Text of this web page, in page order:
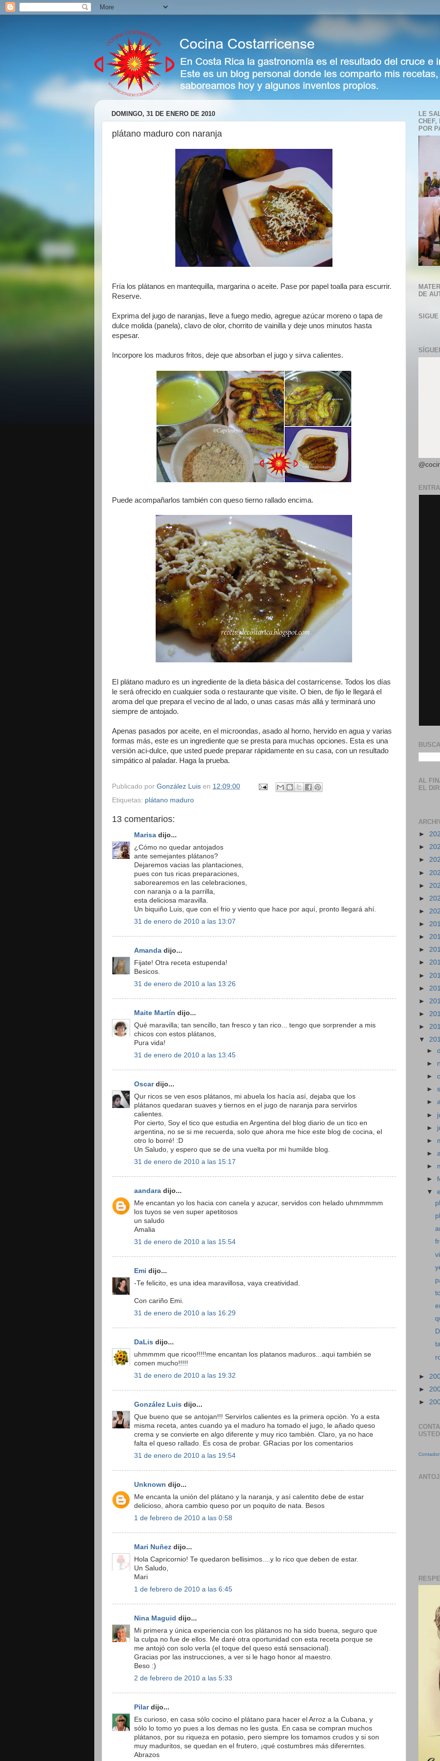
DOMINGO, 31 DE ENERO DE 2010
plátano maduro con naranja
Fría los plátanos en mantequilla, margarina o aceite. Pase por papel toalla para escurrir.
Reserve.
Exprima del jugo de naranjas, lleve a fuego medio, agregue azúcar moreno o tapa de
dulce molida (panela), clavo de olor, chorrito de vainilla y deje unos minutos hasta
espesar.
Incorpore los maduros fritos, deje que absorban el jugo y sirva calientes.
Puede acompañarlos también con queso tierno rallado encima.
El plátano maduro es un ingrediente de la dieta básica del costarricense. Todos los días
le será ofrecido en cualquier soda o restaurante que visite. O bien, de fijo le llegará el
aroma del que prepara el vecino de al lado, o unas casas más allá y terminará uno
siempre de antojado.
Apenas pasados por aceite, en el microondas, asado al horno, hervido en agua y varias
formas más, este es un ingrediente que se presta para muchas opciones. Esta es una
versión aci-dulce, que usted puede preparar rápidamente en su casa, con un resultado
simpático al paladar. Haga la prueba.
Publicado por González Luis en 12:09:00
Etiquetas: plátano maduro
13 comentarios:
Marisa dijo...
¿Cómo no quedar antojados
ante semejantes plátanos?
Dejaremos vacias las plantaciones,
pues con tus ricas preparaciones,
saborearemos en las celebraciones,
con naranja o a la parrilla,
esta deliciosa maravilla.
Un biquiño Luis, que con el frio y viento que hace por aquí, pronto llegará ahí.
31 de enero de 2010 a las 13:07
Amanda dijo...
Fijate! Otra receta estupenda!
Besicos.
31 de enero de 2010 a las 13:26
Maite Martín dijo...
Qué maravilla; tan sencillo, tan fresco y tan rico... tengo que sorprender a mis
chicos con estos plátanos,
Pura vida!
31 de enero de 2010 a las 13:45
Oscardijo...
Qur ricos se ven esos plátanos, mi abuela los hacía así, dejaba que los
plátanos quedaran suaves y tiernos en el jugo de naranja para servirlos
calientes.
Por cierto, Soy el tico que estudia en Argentina del blog diario de un tico en
argentina, no se si me recuerda, solo que ahora me hice este blog de cocina, el
otro lo borré! :D
Un Saludo, y espero que se de una vuelta por mi humilde blog.
31 de enero de 2010 a las 15:17
aandara dijo...
Me encantan yo los hacia con canela y azucar, servidos con helado uhmmmmm
los tuyos se ven super apetitosos
un saludo
Amalia
31 de enero de 2010 a las 15:54
Emi dijo...
-Te felicito, es una idea maravillosa, vaya creatividad.
Con cariño Emi.
31 de enero de 2010 a las 16:29
DaLis dijo...
uhmmmm que ricoo!!!!!me encantan los platanos maduros...aqui también se
comen mucho!!!!!
31 de enero de 2010 a las 19:32
González Luis dijo...
Que bueno que se antojan!!! Servirlos calientes es la primera opciòn. Yo a esta
misma receta, antes cuando ya el maduro ha tomado el jugo, le añado queso
crema y se convierte en algo diferente y muy rico tambièn. Claro, ya no hace
falta el queso rallado. Es cosa de probar. GRacias por los comentarios
31 de enero de 2010 a las 19:54
Unknown dijo...
Me encanta la unión del plátano y la naranja, y así calentito debe de estar
delicioso, ahora cambio queso por un poquito de nata. Besos
1 de febrero de 2010 a las 0:58
Mari Nuñez dijo...
Hola Capricornio! Te quedaron bellisimos....y lo rico que deben de estar.
Un Saludo,
Mari
1 de febrero de 2010 a las 6:45
Nina Maguid dijo...
Mi primera y única experiencia con los plátanos no ha sido buena, seguro que
la culpa no fue de ellos. Me daré otra oportunidad con esta receta porque se
me antojó con solo verla (el toque del queso está sensacional).
Gracias por las instrucciones, a ver si le hago honor al maestro.
Beso :)
2 de febrero de 2010 a las 5:33
Pilardijo...
Es curioso, en casa sólo cocino el plátano para hacer el Arroz a la Cubana, y
sólo lo tomo yo pues a los demas no les gusta. En casa se compran muchos
plátanos, por su riqueza en potasio, pero siempre los tomamos crudos y si son
muy maduritos, se quedan en el frutero, ¡qué costumbres más difererntes.
Abrazos
LE
CHEF,
POR
DE
AL
EL
►
►
►
►
►
►
►
►
►
►
►
►
►
►
►
►
▼
►
►
►
►
►
►
►
►
►
►
►
▼
►
►
►